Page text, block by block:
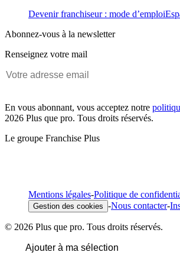
Devenir franchiseur : mode d’emploi
Abonnez-vous à la newsletter
Renseignez votre mail
En vous abonnant, vous acceptez notre
2026 Plus que pro. Tous droits réservés.
Le groupe Franchise Plus
Mentions légales-Politique de
Gestion des cookies -Nous contacter-
© 2026 Plus que pro. Tous droits réservés.
Ajouter à ma sélection